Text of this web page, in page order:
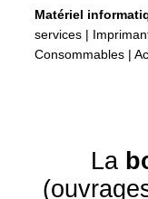
Matériel
services
Consommables
La